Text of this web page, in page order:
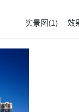
效
实景图(1)